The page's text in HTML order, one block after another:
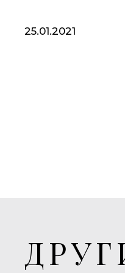
25.01.2021